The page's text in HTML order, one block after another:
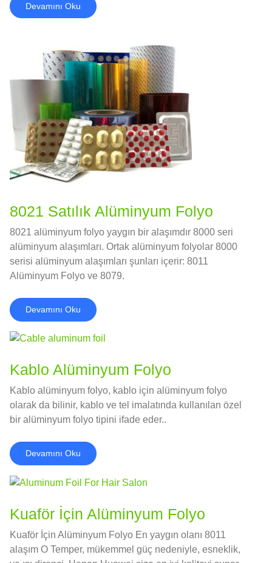
Devamını Oku
8021 Satılık Alüminyum Folyo
8021 alüminyum folyo yaygın bir alaşımdır 8000 seri
alüminyum alaşımları. Ortak alüminyum folyolar 8000
serisi alüminyum alaşımları şunları içerir: 8011
Alüminyum Folyo ve 8079.
Devamını Oku
Kablo Alüminyum Folyo
Kablo alüminyum folyo, kablo için alüminyum folyo
olarak da bilinir, kablo ve tel imalatında kullanılan özel
bir alüminyum folyo tipini ifade eder..
Devamını Oku
Kuaför İçin Alüminyum Folyo
Kuaför İçin Alüminyum Folyo En yaygın olanı 8011
alaşım O Temper, mükemmel güç nedeniyle, esneklik,